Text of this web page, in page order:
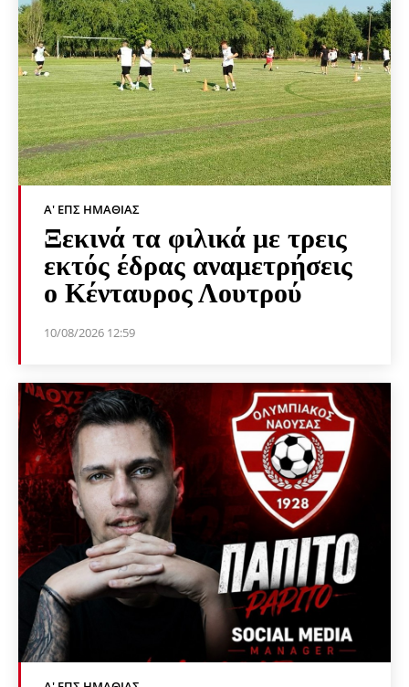
Α' ΕΠΣ ΗΜΑΘΊΑΣ
Ξεκινά τα φιλικά με τρεις
εκτός έδρας αναμετρήσεις
ο Κένταυρος Λουτρού
10/08/2026 12:59